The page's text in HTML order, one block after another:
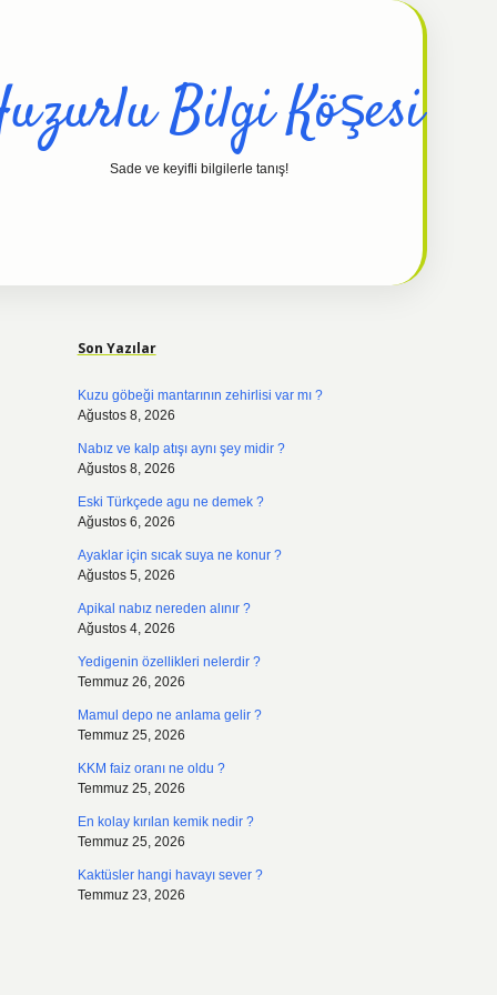
Bilgi Köşesi
Sade ve keyifli bilgilerle tanış!
Son Yazılar
Kuzu göbeği mantarının zehirlisi var mı ?
Ağustos 8, 2026
Nabız ve kalp atışı aynı şey midir ?
Ağustos 8, 2026
Eski Türkçede agu ne demek ?
Ağustos 6, 2026
Ayaklar için sıcak suya ne konur ?
Ağustos 5, 2026
Apikal nabız nereden alınır ?
Ağustos 4, 2026
Yedigenin özellikleri nelerdir ?
Temmuz 26, 2026
Mamul depo ne anlama gelir ?
Temmuz 25, 2026
KKM faiz oranı ne oldu ?
Temmuz 25, 2026
En kolay kırılan kemik nedir ?
Temmuz 25, 2026
Kaktüsler hangi havayı sever ?
Temmuz 23, 2026